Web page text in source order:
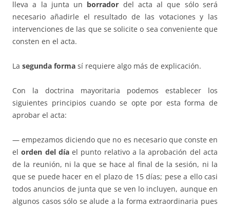
lleva a la junta un borrador del acta al que sólo será
necesario añadirle el resultado de las votaciones y las
intervenciones de las que se solicite o sea conveniente que
consten en el acta.
La segunda forma sí requiere algo más de explicación.
Con la doctrina mayoritaria podemos establecer los
siguientes principios cuando se opte por esta forma de
aprobar el acta:
— empezamos diciendo que no es necesario que conste en
elorden del díael punto relativo a la aprobación del acta
de la reunión, ni la que se hace al final de la sesión, ni la
que se puede hacer en el plazo de 15 días; pese a ello casi
todos anuncios de junta que se ven lo incluyen, aunque en
algunos casos sólo se alude a la forma extraordinaria pues